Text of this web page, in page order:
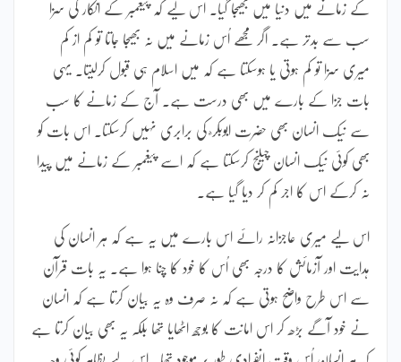
کے زمانے میں دنیا میں بھیجا گیا۔ اس لیے کہ پیغمبر کے انکار کی سزا
سب سے بدتر ہے۔ اگر مجھے اُس زمانے میں نہ بھیجا جاتا تو کم از کم
میری سزا تو کم ہوتی یا ہوسکتا ہے کہ میں اسلام ہی قبول کرلیتا۔ یہی
بات جزا کے بارے میں بھی درست ہے۔ آج کے زمانے کا سب
سے نیک انسان بھی حضرت ابوبکر ؓ کی برابری نہیں کرسکتا۔ اس بات کو
بھی کوئی نیک انسان چیلنج کرسکتا ہے کہ اسے پیغمبر کے زمانے میں پیدا
نہ کرکے اس کا اجر کم کر دیا گیا ہے۔
اس لیے میری عاجزانہ رائے اس بارے میں یہ ہے کہ ہر انسان کی
ہدایت اور آزمائش کا درجہ بھی اُس کا خود کا چنا ہوا ہے۔ یہ بات قرآن
سے اس طرح واضح ہوتی ہے کہ نہ صرف وہ یہ بیان کرتا ہے کہ انسان
نے خود آگے بڑھ کر اس امانت کا بوجھ اٹھایا تھا بلکہ یہ بھی بیان کرتا ہے
کہ ہر انسان اُس وقت انفرادی طور پر موجود تھا۔ اس لیے بظاہر کوئی وجہ